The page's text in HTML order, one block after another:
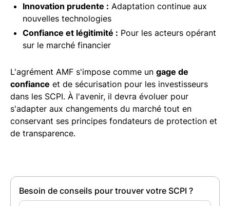
Innovation prudente : Adaptation continue aux
nouvelles technologies
Confiance et légitimité : Pour les acteurs opérant
sur le marché financier
L'agrément AMF s'impose comme un gage de
confiance et de sécurisation pour les investisseurs
dans les SCPI. À l'avenir, il devra évoluer pour
s'adapter aux changements du marché tout en
conservant ses principes fondateurs de protection et
de transparence.
Besoin de conseils pour trouver votre SCPI ?